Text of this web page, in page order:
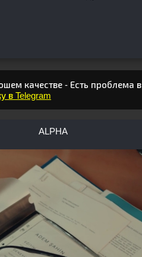
качестве - Есть проблема в
в Telegram
ALPHA